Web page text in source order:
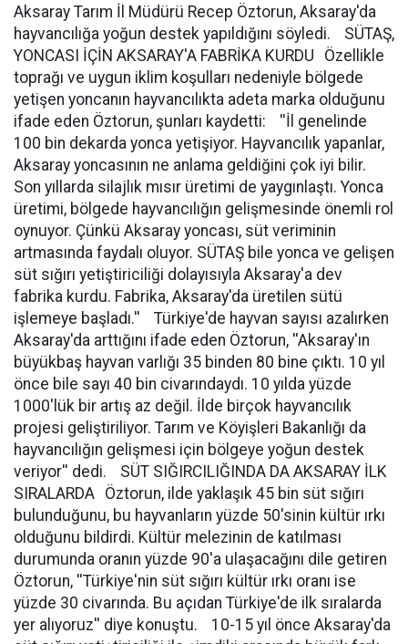
Aksaray Tarım İl Müdürü Recep Öztorun, Aksaray'da
hayvancılığa yoğun destek yapıldığını söyledi. SÜTAŞ,
YONCASI İÇİN AKSARAY'A FABRİKA KURDU Özellikle
toprağı ve uygun iklim koşulları nedeniyle bölgede
yetişen yoncanın hayvancılıkta adeta marka olduğunu
ifade eden Öztorun, şunları kaydetti: ''İl genelinde
100 bin dekarda yonca yetişiyor. Hayvancılık yapanlar,
Aksaray yoncasının ne anlama geldiğini çok iyi bilir.
Son yıllarda silajlık mısır üretimi de yaygınlaştı. Yonca
üretimi, bölgede hayvancılığın gelişmesinde önemli rol
oynuyor. Çünkü Aksaray yoncası, süt veriminin
artmasında faydalı oluyor. SÜTAŞ bile yonca ve gelişen
süt sığırı yetiştiriciliği dolayısıyla Aksaray'a dev
fabrika kurdu. Fabrika, Aksaray'da üretilen sütü
işlemeye başladı.'' Türkiye'de hayvan sayısı azalırken
Aksaray'da arttığını ifade eden Öztorun, ''Aksaray'ın
büyükbaş hayvan varlığı 35 binden 80 bine çıktı. 10 yıl
önce bile sayı 40 bin civarındaydı. 10 yılda yüzde
1000'lük bir artış az değil. İlde birçok hayvancılık
projesi geliştiriliyor. Tarım ve Köyişleri Bakanlığı da
hayvancılığın gelişmesi için bölgeye yoğun destek
veriyor'' dedi. SÜT SIĞIRCILIĞINDA DA AKSARAY İLK
SIRALARDA Öztorun, ilde yaklaşık 45 bin süt sığırı
bulunduğunu, bu hayvanların yüzde 50'sinin kültür ırkı
olduğunu bildirdi. Kültür melezinin de katılması
durumunda oranın yüzde 90'a ulaşacağını dile getiren
Öztorun, ''Türkiye'nin süt sığırı kültür ırkı oranı ise
yüzde 30 civarında. Bu açıdan Türkiye'de ilk sıralarda
yer alıyoruz'' diye konuştu. 10-15 yıl önce Aksaray'da